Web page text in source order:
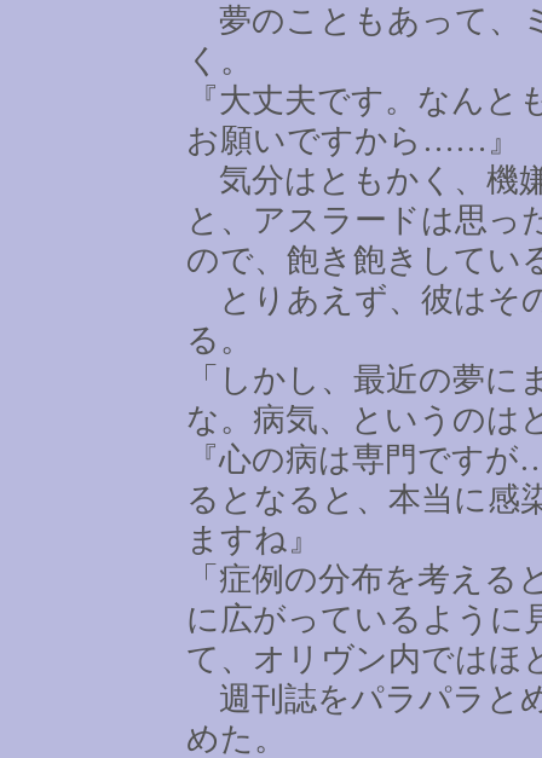
夢のこともあって、
く。
『大丈夫です。なん
お願いですから …… 』
気分はともかく、機
と、アスラードは思っ
ので、飽き飽きしてい
とりあえず、彼はそ
る。
「しかし、最近の夢
な。病気、というのは
『心の病は専門ですが
るとなると、本当に感
ますね』
「症例の分布を考え
に広がっているように
て、オリヴン内ではほ
週刊誌をパラパラと
めた。